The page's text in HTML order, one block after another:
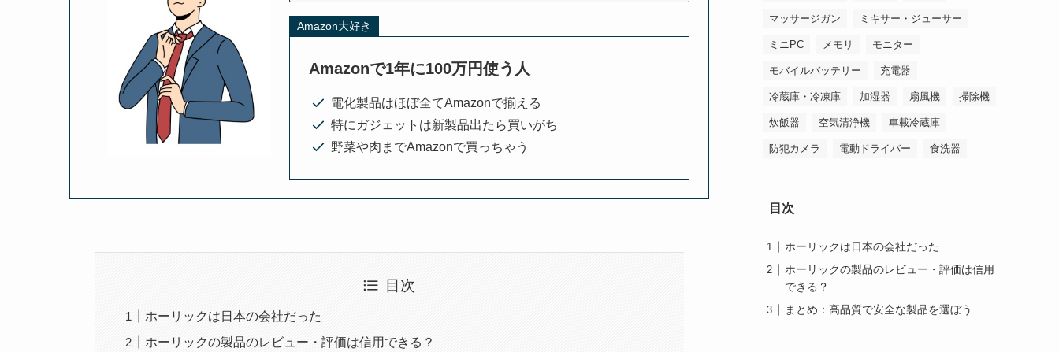
Amazon大好き
Amazonで1年に100万円使う人
電化製品はほぼ全てAmazonで揃える
特にガジェットは新製品出たら買いがち
野菜や肉までAmazonで買っちゃう
目次
ホーリックは日本の会社だった
ホーリックの製品のレビュー・評価は信用できる？
マッサージガン ミキサー・ジューサー
ミニPC メモリ モニター
モバイルバッテリー 充電器
冷蔵庫・冷凍庫 加湿器 扇風機 掃除機
炊飯器 空気清浄機 車載冷蔵庫
防犯カメラ 電動ドライバー 食洗器
目次
ホーリックは日本の会社だった
ホーリックの製品のレビュー・評価は信用
できる？
まとめ：高品質で安全な製品を選ぼう